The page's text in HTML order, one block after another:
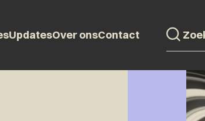
UpdatesOver onsContact